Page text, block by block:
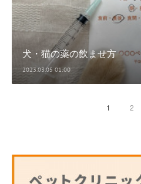
犬・猫の薬の飲ませ方
2023.03.05 01:00
1 2